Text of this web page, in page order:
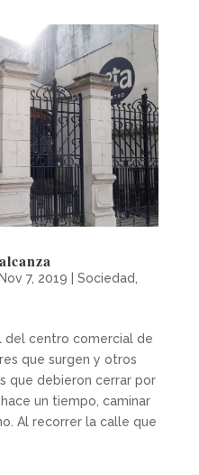
Nov 7, 2019 Sociedad
del centro comercial de
que surgen y otros
que debieron cerrar por
un tiempo, caminar
Al recorrer la calle que